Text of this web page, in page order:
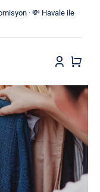
· 💸 Havale ile